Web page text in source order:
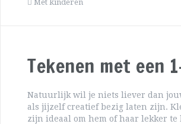
Met kinderen
Tekenen met een
Natuurlijk wil je niets liever dan
als jijzelf creatief bezig laten zijn.
zijn ideaal om hem of haar lekker te